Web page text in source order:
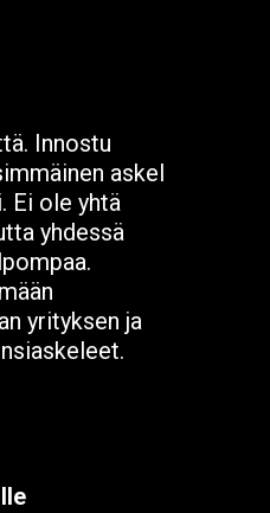
Innostu
askel
Ei ole yhtä
yhdessä
yrityksen ja